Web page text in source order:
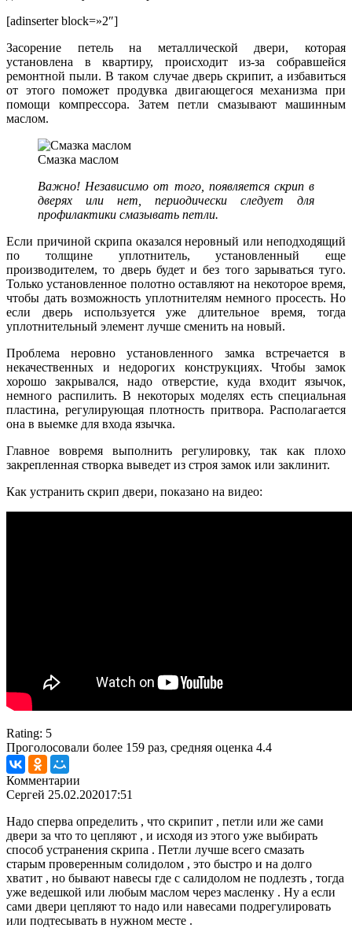
[adinserter block=»2″]
Засорение петель на металлической двери, которая
установлена в квартиру, происходит из-за собравшейся
ремонтной пыли. В таком случае дверь скрипит, а избавиться
от этого поможет продувка двигающегося механизма при
помощи компрессора. Затем петли смазывают машинным
маслом.
Смазка маслом
Важно! Независимо от того, появляется скрип в
дверях или нет, периодически следует для
профилактики смазывать петли.
Если причиной скрипа оказался неровный или неподходящий
по толщине уплотнитель, установленный еще
производителем, то дверь будет и без того зарываться туго.
Только установленное полотно оставляют на некоторое время,
чтобы дать возможность уплотнителям немного просесть. Но
если дверь используется уже длительное время, тогда
уплотнительный элемент лучше сменить на новый.
Проблема неровно установленного замка встречается в
некачественных и недорогих конструкциях. Чтобы замок
хорошо закрывался, надо отверстие, куда входит язычок,
немного распилить. В некоторых моделях есть специальная
пластина, регулирующая плотность притвора. Располагается
она в выемке для входа язычка.
Главное вовремя выполнить регулировку, так как плохо
закрепленная створка выведет из строя замок или заклинит.
Как устранить скрип двери, показано на видео:
Rating: 5
Проголосовали более 159 раз, средняя оценка 4.4
Комментарии
Сергей 25.02.202017:51
Надо сперва определить , что скрипит , петли или же сами
двери за что то цепляют , и исходя из этого уже выбирать
способ устранения скрипа . Петли лучше всего смазать
старым проверенным солидолом , это быстро и на долго
хватит , но бывают навесы где с салидолом не подлезть , тогда
уже ведешкой или любым маслом через масленку . Ну а если
сами двери цепляют то надо или навесами подрегулировать
или подтесывать в нужном месте .